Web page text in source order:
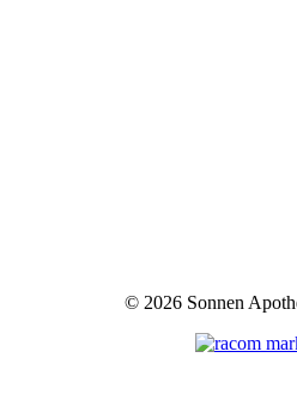
© 2026 Sonnen